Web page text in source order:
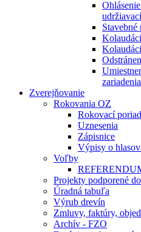
zariadenia
Zverejňovanie
Rokovania OZ
Rokovací
Uznesenia
Zápisnice
Výpisy o
Voľby
Projekty podporené
Úradná tabuľa
Výrub drevín
Zmluvy, faktúry,
Archív - FZO